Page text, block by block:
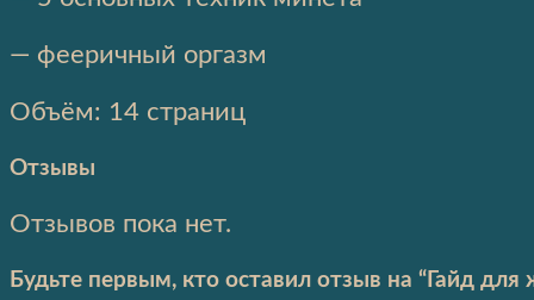
— фееричный оргазм
Объём: 14 страниц
Отзывы
Отзывов пока нет.
Будьте первым, кто оставил отзыв на “Гайд